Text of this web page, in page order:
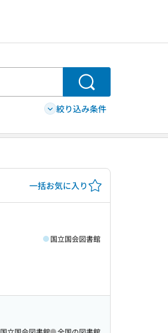
検索
絞り込み条件
一括お気に入り
国立国会図書館